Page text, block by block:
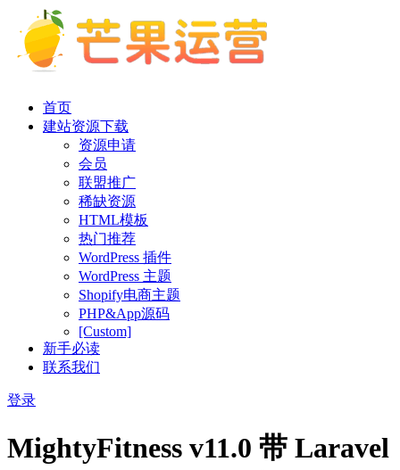
首页
建站资源下载
资源申请
会员
联盟推广
稀缺资源
HTML模板
热门推荐
WordPress 插件
WordPress 主题
Shopify电商主题
PHP&App源码
[Custom]
新手必读
联系我们
登录
MightyFitness v11.0 带 Laravel